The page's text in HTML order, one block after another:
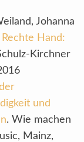
Johanna
Hand:
Kirchner
und
. Wie machen
Mainz,